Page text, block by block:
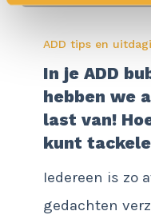
ADD
bubbel
hebben
ADD tips en
In je ADD
hebben we
last van!
kunt
Iedereen is zo
gedachten